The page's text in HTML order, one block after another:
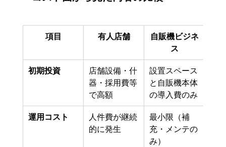
項目 有人店舗
自販機ビジネ
ス
初期投資
店舗設備・什
器・採用費等
で高額
設置スペース
と自販機本体
の導入費のみ
運用コスト
人件費が継続
的に発生
最小限（補
充・メンテの
み）